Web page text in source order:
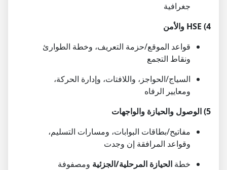
جغرافية
4) HSE والأمن
قواعد الموقع/حزمة التعريف، وخطة الطوارئ
ونقاط التجمع
السياج/الحواجز، واللافتات، وإدارة الحركة،
ومعايير الرفاه
5) الوصول والحيازة والواجهات
مفاتيح/بطاقات البوابات، ومسارات التسليم،
وقواعد المرافقة إن وجدت
خطة الحيازة المرحلية/الجزئية ومصفوفة